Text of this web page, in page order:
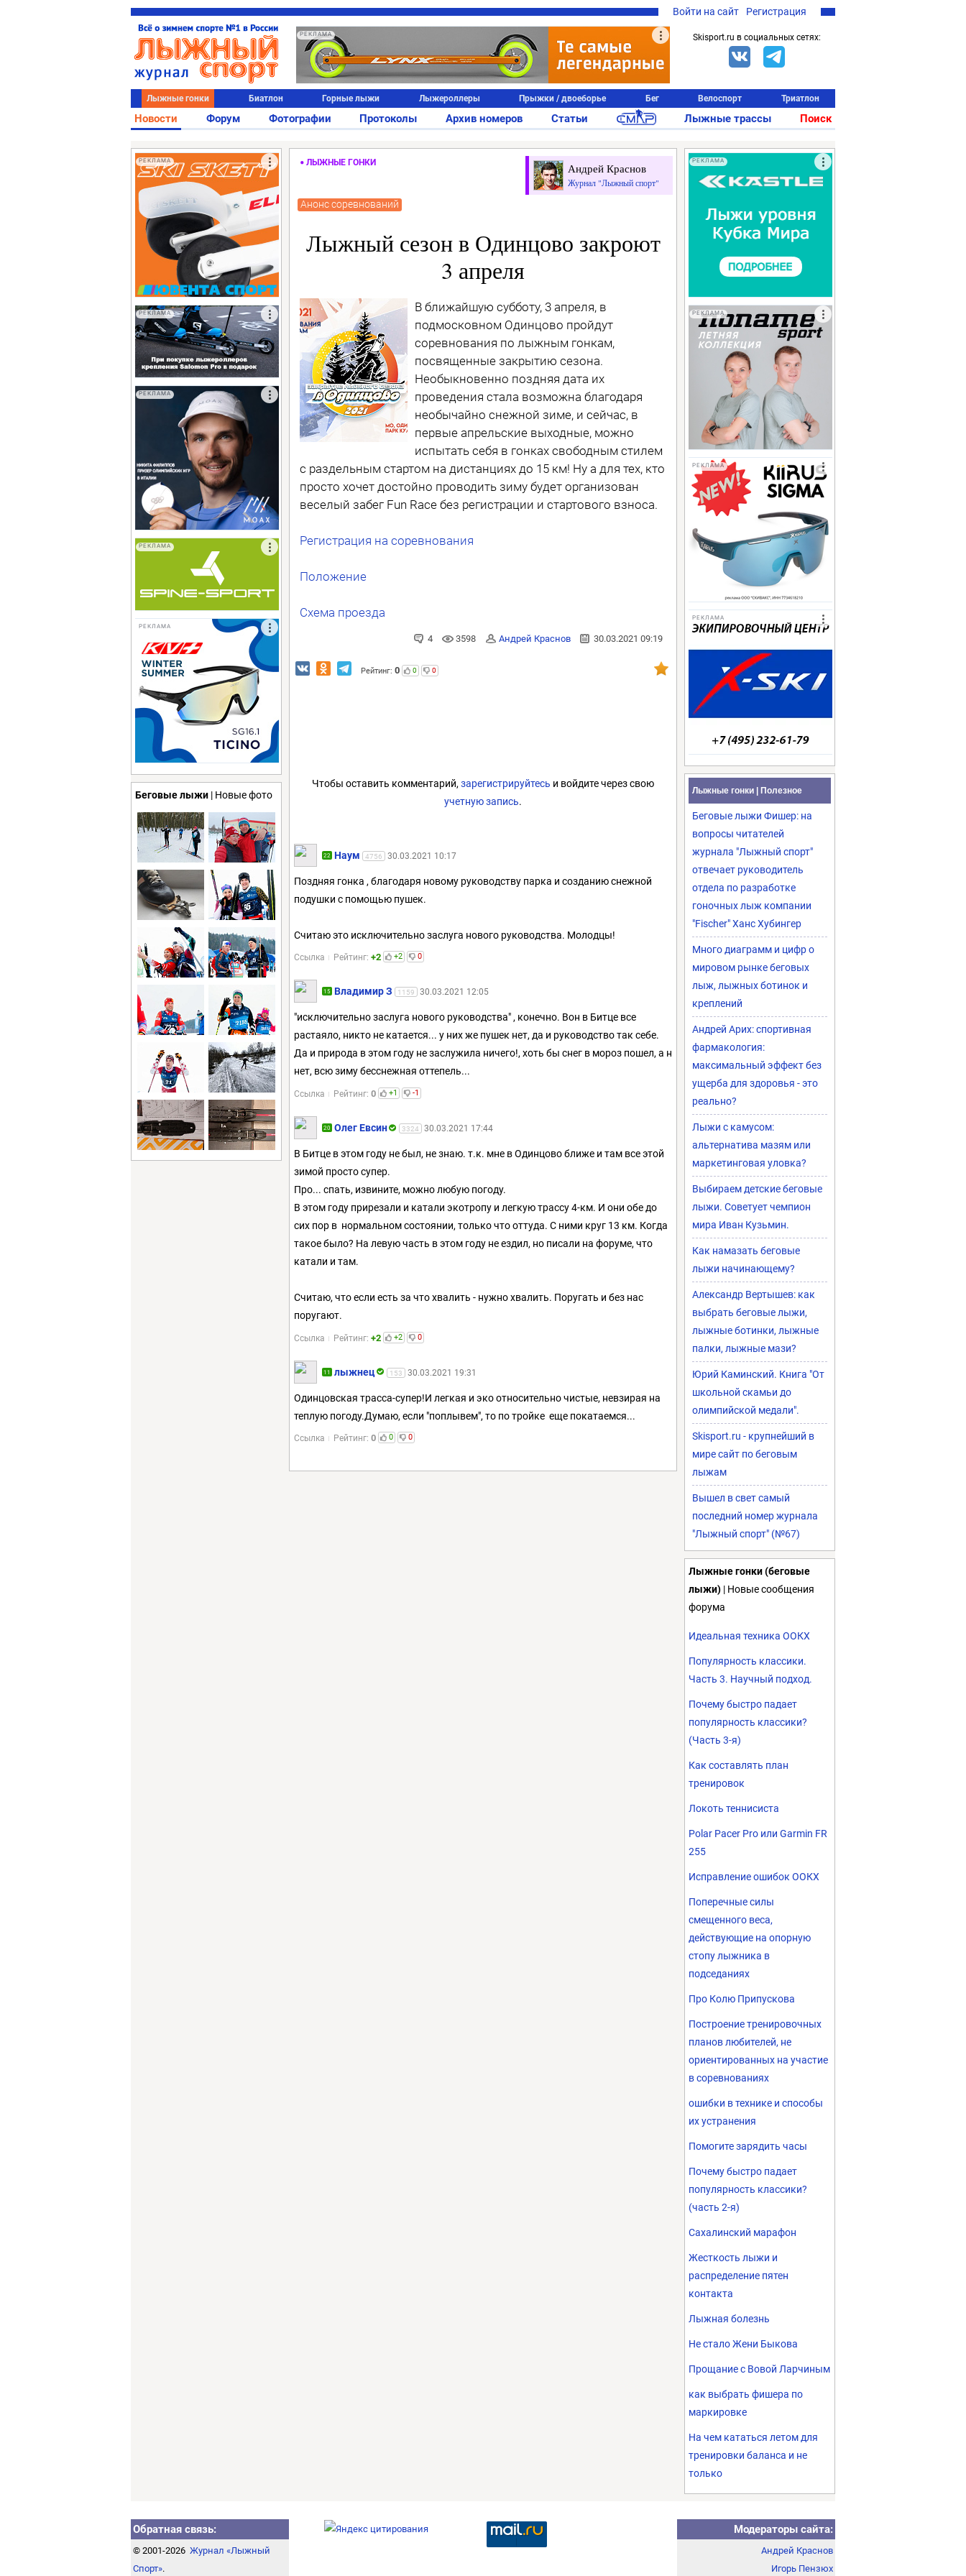
Войти на сайт Регистрация
РЕКЛАМА Skisport.ru в социальных сетях:
Лыжные гонки Биатлон Горные лыжи Лыжероллеры Прыжки / двоеборье Бег Велоспорт Триатлон
Новости Форум Фотографии Протоколы Архив номеров Статьи Лыжные трассы Поиск
РЕКЛАМА
РЕКЛАМА
РЕКЛАМА
РЕКЛАМА
РЕКЛАМА
Беговые лыжи | Новые фото
ЛЫЖНЫЕ ГОНКИ Андрей Краснов
Журнал "Лыжный спорт"
Анонс соревнований
Лыжный сезон в Одинцово закроют
3 апреля
В ближайшую субботу, 3 апреля, в
подмосковном Одинцово пройдут
соревнования по лыжным гонкам,
посвященные закрытию сезона.
Необыкновенно поздняя дата их
проведения стала возможна благодаря
необычайно снежной зиме, и сейчас, в
первые апрельские выходные, можно
испытать себя в гонках свободным стилем
с раздельным стартом на дистанциях до 15 км! Ну а для тех, кто
просто хочет достойно проводить зиму будет организован
веселый забег Fun Race без регистрации и стартового взноса.
Регистрация на соревнования
Положение
Схема проезда
4 3598 Андрей Краснов 30.03.2021 09:19
Рейтинг: 0 0 0
Чтобы оставить комментарий, зарегистрируйтесь и войдите через свою
учетную запись.
22 Наум 4756 30.03.2021 10:17
Поздняя гонка , благодаря новому руководству парка и созданию снежной
подушки с помощью пушек.
Считаю это исключительно заслуга нового руководства. Молодцы!
Ссылка Рейтинг: +2 +2 0
15 Владимир З 1159 30.03.2021 12:05
"исключительно заслуга нового руководства" , конечно. Вон в Битце все
растаяло, никто не катается... у них же пушек нет, да и руководство так себе.
Да и природа в этом году не заслужила ничего!, хоть бы снег в мороз пошел, а н
нет, всю зиму бесснежная оттепель...
Ссылка Рейтинг: 0 +1 -1
20 Олег Евсин 3324 30.03.2021 17:44
В Битце в этом году не был, не знаю. т.к. мне в Одинцово ближе и там все этой
зимой просто супер.
Про... спать, извините, можно любую погоду.
В этом году прирезали и катали экотропу и легкую трассу 4-км. И они обе до
сих пор в нормальном состоянии, только что оттуда. С ними круг 13 км. Когда
такое было? На левую часть в этом году не ездил, но писали на форуме, что
катали и там.
Считаю, что если есть за что хвалить - нужно хвалить. Поругать и без нас
поругают.
Ссылка Рейтинг: +2 +2 0
11 лыжнец 153 30.03.2021 19:31
Одинцовская трасса-супер!И легкая и эко относительно чистые, невзирая на
теплую погоду.Думаю, если "поплывем", то по тройке еще покатаемся...
Ссылка Рейтинг: 0 0 0
РЕКЛАМА
РЕКЛАМА
РЕКЛАМА
РЕКЛАМА
Лыжные гонки | Полезное
Беговые лыжи Фишер: на
вопросы читателей
журнала "Лыжный спорт"
отвечает руководитель
отдела по разработке
гоночных лыж компании
"Fischer" Ханс Хубингер
Много диаграмм и цифр о
мировом рынке беговых
лыж, лыжных ботинок и
креплений
Андрей Арих: спортивная
фармакология:
максимальный эффект без
ущерба для здоровья - это
реально?
Лыжи с камусом:
альтернатива мазям или
маркетинговая уловка?
Выбираем детские беговые
лыжи. Советует чемпион
мира Иван Кузьмин.
Как намазать беговые
лыжи начинающему?
Александр Вертышев: как
выбрать беговые лыжи,
лыжные ботинки, лыжные
палки, лыжные мази?
Юрий Каминский. Книга "От
школьной скамьи до
олимпийской медали".
Skisport.ru - крупнейший в
мире сайт по беговым
лыжам
Вышел в свет самый
последний номер журнала
"Лыжный спорт" (№67)
Лыжные гонки (беговые
лыжи) | Новые сообщения
форума
Идеальная техника ООКХ
Популярность классики.
Часть 3. Научный подход.
Почему быстро падает
популярность классики?
(Часть 3-я)
Как составлять план
тренировок
Локоть теннисиста
Polar Pacer Pro или Garmin FR
255
Исправление ошибок ООКХ
Поперечные силы
смещенного веса,
действующие на опорную
стопу лыжника в
подседаниях
Про Колю Припускова
Построение тренировочных
планов любителей, не
ориентированных на участие
в соревнованиях
ошибки в технике и способы
их устранения
Помогите зарядить часы
Почему быстро падает
популярность классики?
(часть 2-я)
Сахалинский марафон
Жесткость лыжи и
распределение пятен
контакта
Лыжная болезнь
Не стало Жени Быкова
Прощание с Вовой Ларчиным
как выбрать фишера по
маркировке
На чем кататься летом для
тренировки баланса и не
только
Обратная связь:
© 2001-2026 Журнал «Лыжный
Спорт».
Модераторы сайта:
Андрей Краснов
Игорь Пензюх